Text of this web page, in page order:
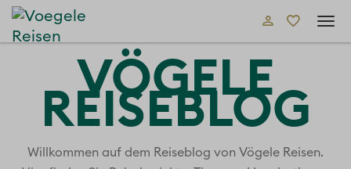
VÖGELE
REISEBLOG
Willkommen auf dem Reiseblog von Vögele Reisen.